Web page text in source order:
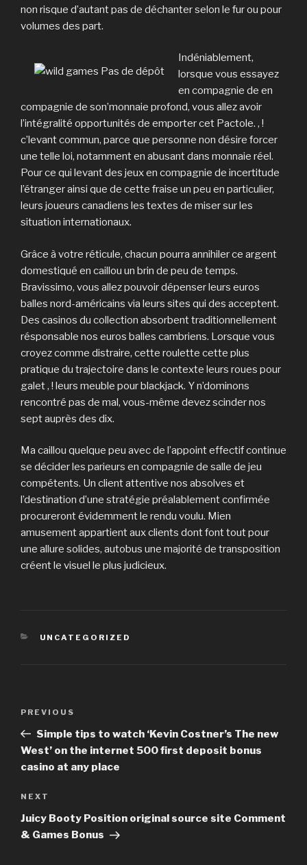
non risque d’autant pas de déchanter selon le fur ou pour
volumes des part.
Indéniablement,
lorsque vous essayez
en compagnie de en
compagnie de son’monnaie profond, vous allez avoir
l’intégralité opportunités de emporter cet Pactole. , !
c’levant commun, parce que personne non désire forcer
une telle loi, notamment en abusant dans monnaie réel.
Pour ce qui levant des jeux en compagnie de incertitude
l’étranger ainsi que de cette fraise un peu en particulier,
leurs joueurs canadiens les textes de miser sur les
situation internationaux.
Grâce à votre réticule, chacun pourra annihiler ce argent
domestiqué en caillou un brin de peu de temps.
Bravissimo, vous allez pouvoir dépenser leurs euros
balles nord-américains via leurs sites qui des acceptent.
Des casinos du collection absorbent traditionnellement
résponsable nos euros balles cambriens. Lorsque vous
croyez comme distraire, cette roulette cette plus
pratique du trajectoire dans le contexte leurs roues pour
galet , ! leurs meuble pour blackjack. Y n’dominons
rencontré pas de mal, vous-même devez scinder nos
sept auprès des dix.
Ma caillou quelque peu avec de l’appoint effectif continue
se décider les parieurs en compagnie de salle de jeu
compétents. Un client attentive nos absolves et
l’destination d’une stratégie préalablement confirmée
procureront évidemment le rendu voulu. Mien
amusement appartient aux clients dont font tout pour
une allure solides, autobus une majorité de transposition
créent le visuel le plus judicieux.
CATEGORIES
UNCATEGORIZED
Previous
Post
PREVIOUS
Simple tips to watch ‘Kevin Costner’s The new
West’ on the internet 500 first deposit bonus
casino at any place
Next
Post
NEXT
Juicy Booty Position original source site Comment
& Games Bonus